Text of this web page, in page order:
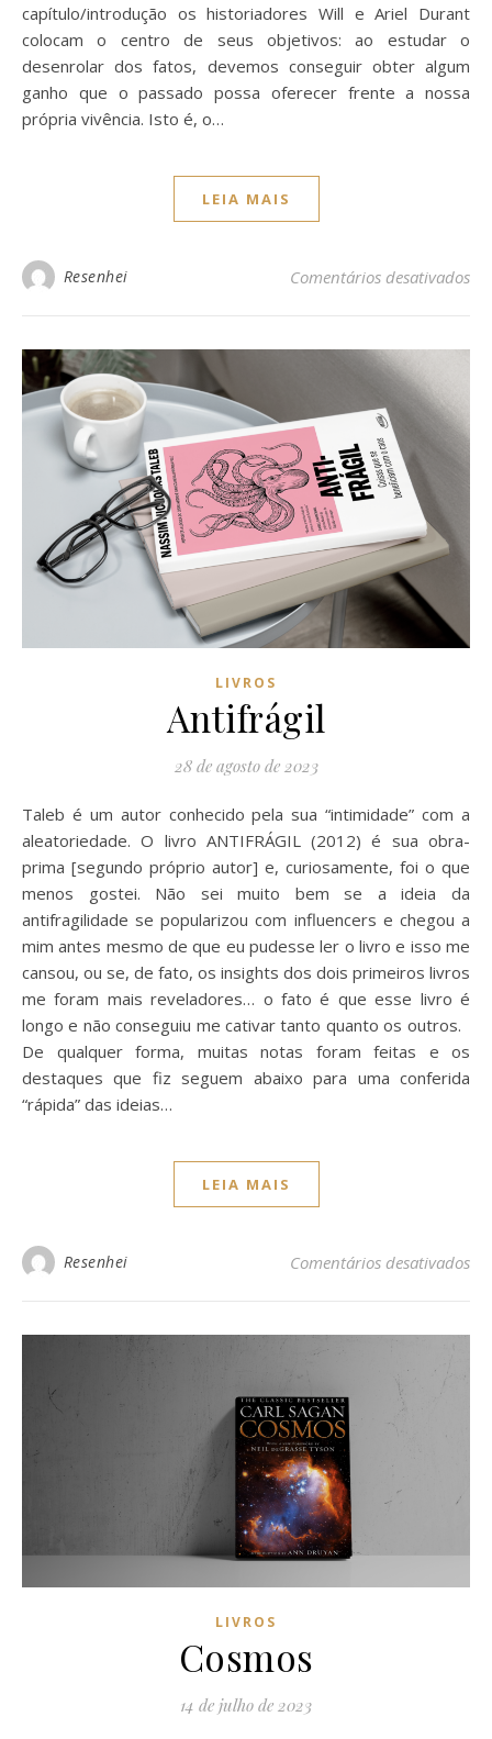
capítulo/introdução os historiadores Will e Ariel Durant
colocam o centro de seus objetivos: ao estudar o
desenrolar dos fatos, devemos conseguir obter algum
ganho que o passado possa oferecer frente a nossa
própria vivência. Isto é, o…
LEIA MAIS
Resenhei Comentários desativados
LIVROS
Antifrágil
28 de agosto de 2023
Taleb é um autor conhecido pela sua “intimidade” com a
aleatoriedade. O livro ANTIFRÁGIL (2012) é sua obra-
prima [segundo próprio autor] e, curiosamente, foi o que
menos gostei. Não sei muito bem se a ideia da
antifragilidade se popularizou com influencers e chegou a
mim antes mesmo de que eu pudesse ler o livro e isso me
cansou, ou se, de fato, os insights dos dois primeiros livros
me foram mais reveladores… o fato é que esse livro é
longo e não conseguiu me cativar tanto quanto os outros.
De qualquer forma, muitas notas foram feitas e os
destaques que fiz seguem abaixo para uma conferida
“rápida” das ideias…
LEIA MAIS
Resenhei Comentários desativados
LIVROS
Cosmos
14 de julho de 2023